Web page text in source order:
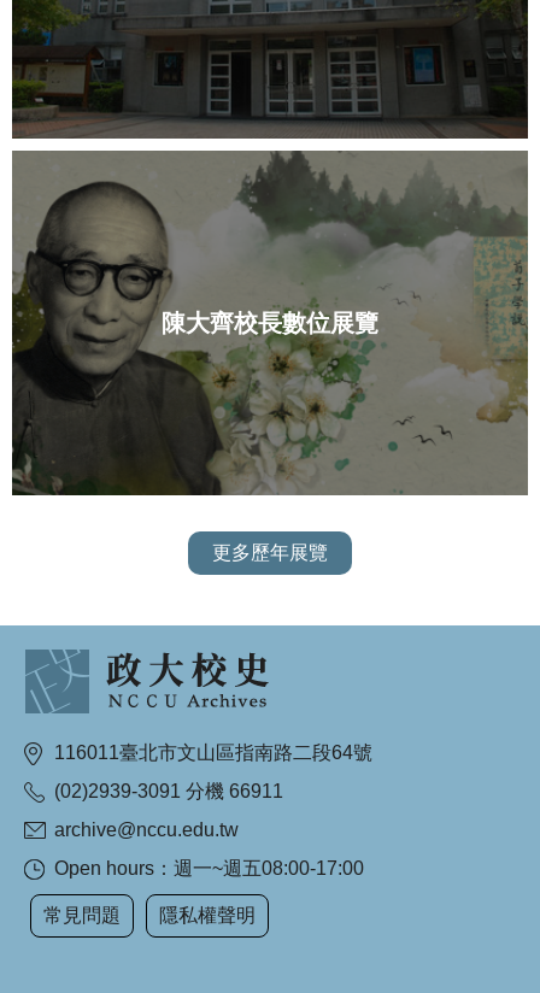
陳大齊校長數位展覽
更多歷年展覽
116011臺北市文山區指南路二段64號
(02)2939-3091 分機 66911
archive@nccu.edu.tw
Open hours：週一~週五08:00-17:00
常見問題 隱私權聲明